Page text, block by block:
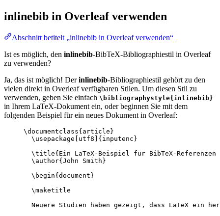
inlinebib in Overleaf verwenden
Abschnitt betitelt „inlinebib in Overleaf verwenden“
Ist es möglich, den inlinebib-BibTeX-Bibliographiestil in Overleaf
zu verwenden?
Ja, das ist möglich! Derinlinebib-Bibliographiestil gehört zu den
vielen direkt in Overleaf verfügbaren Stilen. Um diesen Stil zu
verwenden, geben Sie einfach \bibliographystyle{inlinebib}
in Ihrem LaTeX-Dokument ein, oder beginnen Sie mit dem
folgenden Beispiel für ein neues Dokument in Overleaf:
\documentclass{ article }
\usepackage
utf8 ]{ inputenc }
\title{Ein LaTeX-Beispiel für BibTeX-
\author{John Smith}
\begin{ document }
\maketitle
Neuere Studien haben gezeigt, dass LaTeX ein